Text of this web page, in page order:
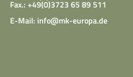
Fax.: +49(0)3723 65 89 511
E-Mail: info@mk-europa.de